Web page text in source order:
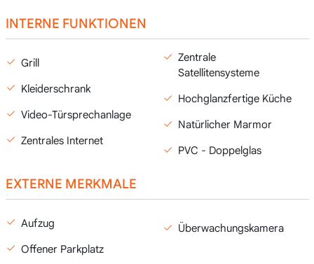
INTERNE FUNKTIONEN
Grill
Kleiderschrank
Video-Türsprechanlage
Zentrales Internet
Zentrale
Satellitensysteme
Hochglanzfertige Küche
Natürlicher Marmor
PVC - Doppelglas
EXTERNE MERKMALE
Aufzug
Offener Parkplatz
Überwachungskamera